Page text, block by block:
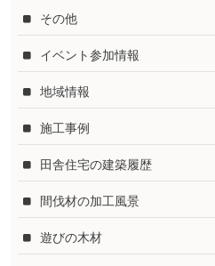
その他
イベント参加情報
地域情報
施工事例
田舎住宅の建築履歴
間伐材の加工風景
遊びの木材